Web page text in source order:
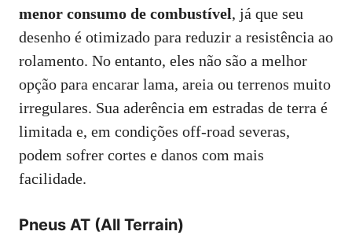
menor consumo de combustível, já que seu
desenho é otimizado para reduzir a resistência ao
rolamento. No entanto, eles não são a melhor
opção para encarar lama, areia ou terrenos muito
irregulares. Sua aderência em estradas de terra é
limitada e, em condições off-road severas,
podem sofrer cortes e danos com mais
facilidade.
Pneus AT (All Terrain)